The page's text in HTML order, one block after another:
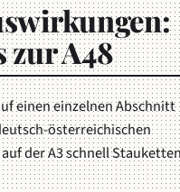
zur A48
einen einzelnen Abschnitt
österreichischen
der A3 schnell